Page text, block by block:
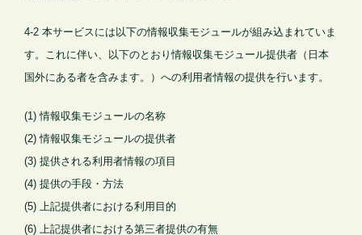
4-2 本サービスには以下の情報収集モジュールが組み込まれていま
す。これに伴い、以下のとおり情報収集モジュール提供者（日本
国外にある者を含みます。）への利用者情報の提供を行います。
(1) 情報収集モジュールの名称
(2) 情報収集モジュールの提供者
(3) 提供される利用者情報の項目
(4) 提供の手段・方法
(5) 上記提供者における利用目的
(6) 上記提供者における第三者提供の有無